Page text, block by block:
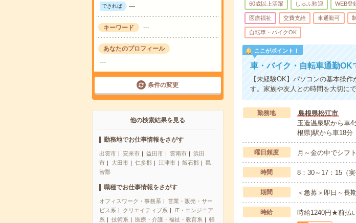
できれば ---
キーワード ---
あなたのプロフィール
---
条件の変更
他の検索結果を見る
勤務地でお仕事情報をさがす
出雲市 安来市 益田市 雲南市
浜田
市
大田市 仁多郡 江津市 飯石郡
邑
智郡
職種でお仕事情報をさがす
オフィスワーク・事務系
営業・販売・サー
ビス系
クリエイティブ系
IT・エンジニア
系
技術系 医療・介護・福祉・教育系
軽
60歳以上活躍 しゅふ歓迎 WEB登
医療福祉 交費支給 車通勤可
自転車・バイクOK
ここがポイント！
車・バイク・自転車通勤OK
【未経験OK】パソコンの基本操
す。家族や友人との時間を大切に
勤務地
島根県松江市
玉造温泉駅から車
根県)駅から車18分
曜日頻度 月～金の中でシフ
時間 8：30～17：15（
期間 ＜急募＞即日～長
時給 時給1240円★前払